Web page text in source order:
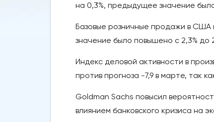
на 0,3%, предыдущее значение
Базовые розничные продажи в США
значение было повышено с 2,3% до
Индекс деловой активности в
против прогноза -7,9 в марте, так
Goldman Sachs повысил
влиянием банковского кризиса на